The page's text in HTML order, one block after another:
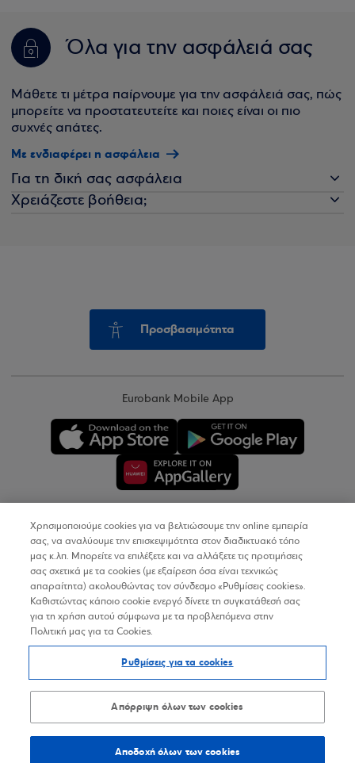
Όλα για την ασφάλειά σας
Μάθετε τι μέτρα παίρνουμε για την ασφάλειά σας, πώς
μπορείτε να προστατευτείτε και ποιες είναι οι πιο
συχνές απάτες.
Με ενδιαφέρει η ασφάλεια
Για τη δική σας ασφάλεια
Χρειάζεστε βοήθεια;
Προσβασιμότητα
Eurobank Mobile App
Copyright © 2026
Όροι Χρήσης
Προσωπικά Δεδομένα στον Διαδικτυακό Τόπο
Δήλωση Προσβασιμότητας
Sitemap
Χρησιμοποιούμε cookies για να βελτιώσουμε την online εμπειρία
σας, να αναλύουμε την επισκεψιμότητα στον διαδικτυακό τόπο
μας κ.λπ. Μπορείτε να επιλέξετε και να αλλάξετε τις προτιμήσεις
σας σχετικά με τα cookies (με εξαίρεση όσα είναι τεχνικώς
απαραίτητα) ακολουθώντας τον σύνδεσμο «Ρυθμίσεις cookies».
Καθιστώντας κάποιο cookie ενεργό δίνετε τη συγκατάθεσή σας
για τη χρήση αυτού σύμφωνα με τα προβλεπόμενα στην
Πολιτική μας για τα Cookies.
Ρυθμίσεις για τα cookies
Απόρριψη όλων των cookies
Αποδοχή όλων των cookies